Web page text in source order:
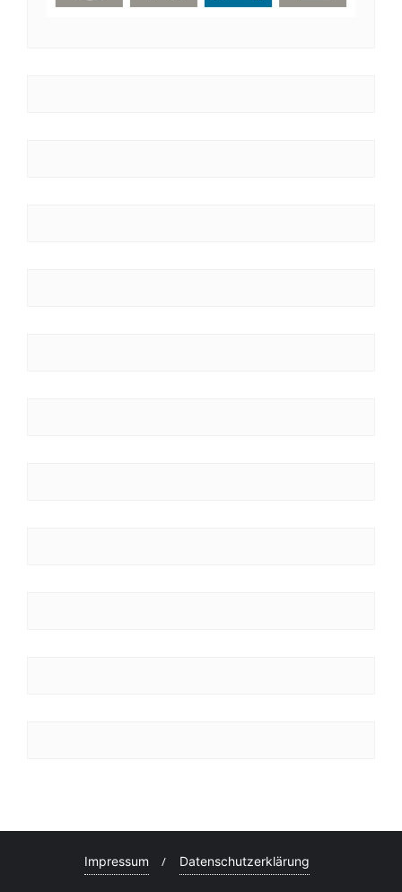
Impressum Datenschutzerklärung